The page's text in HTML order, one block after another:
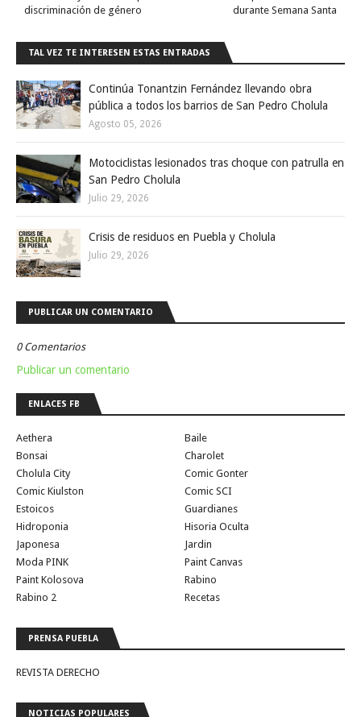
durante Semana Santa
discriminación de género
TAL VEZ TE INTERESEN ESTAS ENTRADAS
Continúa Tonantzin Fernández llevando obra
pública a todos los barrios de San Pedro Cholula
Agosto 05, 2026
Motociclistas lesionados tras choque con patrulla en
San Pedro Cholula
Julio 29, 2026
Crisis de residuos en Puebla y Cholula
Julio 29, 2026
PUBLICAR UN COMENTARIO
0 Comentarios
Publicar un comentario
ENLACES FB
Aethera
Baile
Bonsai
Charolet
Cholula City
Comic Gonter
Comic Kiulston
Comic SCI
Estoicos
Guardianes
Hidroponia
Hisoria Oculta
Japonesa
Jardin
Moda PINK
Paint Canvas
Paint Kolosova
Rabino
Rabino 2
Recetas
PRENSA PUEBLA
REVISTA DERECHO
NOTICIAS POPULARES